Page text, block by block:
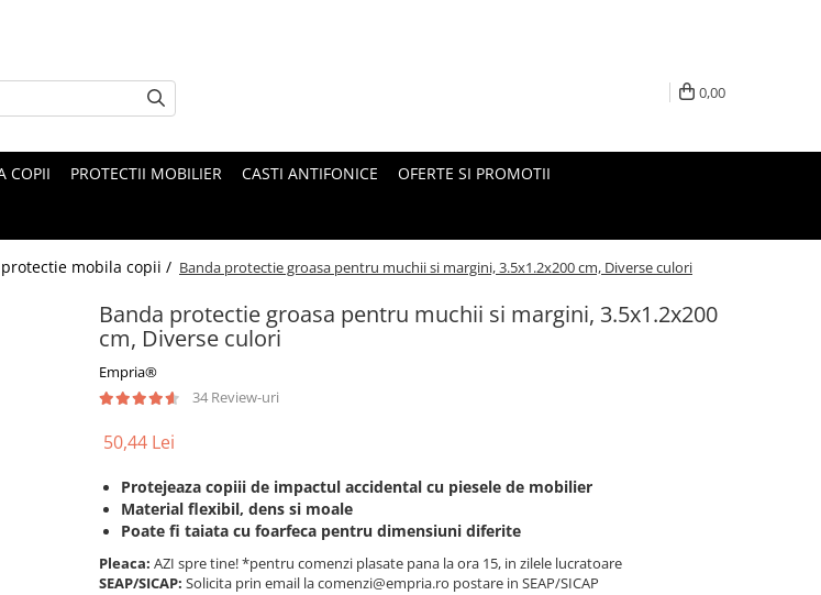
0,00
COPII PROTECTII MOBILIER CASTI ANTIFONICE OFERTE SI PROMOTII
mobila copii / Banda protectie groasa pentru muchii si margini, 3.5x1.2x200 cm, Diverse culori
Banda protectie groasa pentru muchii si margini, 3.5x1.2x200
cm, Diverse culori
Empria®
34 Review-uri
50,44 Lei
​​Protejeaza copiii de impactul accidental cu piesele de mobilier
Material flexibil, dens si moale
Poate fi taiata cu foarfeca pentru dimensiuni diferite
Pleaca: AZI spre tine! *pentru comenzi plasate pana la ora 15, in zilele lucratoare
SEAP/SICAP: Solicita prin email la comenzi@empria.ro postare in SEAP/SICAP